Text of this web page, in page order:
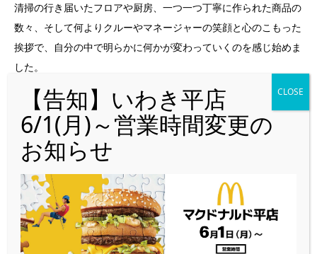
清掃の行き届いたフロアや厨房、一つ一つ丁寧に作られた商品の
数々、そして何よりクルーやマネージャーの笑顔と心のこもった
挨拶で、自分の中で明らかに何かが変わっていくのを感じ始めま
した。
何のためらいなくこの仕事を続けようと、決心したのを鮮明に覚
えています。